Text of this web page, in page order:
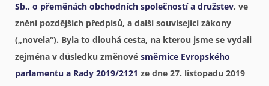
Sb., o přeměnách obchodních společností a družstev, ve
znění pozdějších předpisů, a další související zákony
(„novela“). Byla to dlouhá cesta, na kterou jsme se vydali
zejména v důsledku změnové směrnice Evropského
parlamentu a Rady 2019/2121 ze dne 27. listopadu 2019